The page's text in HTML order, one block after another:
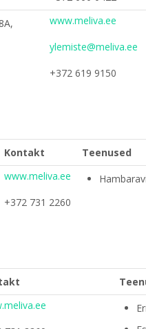
www.meliva.ee
ylemiste@meliva.ee
+372 619 9150
Kontakt
Teenused
www.meliva.ee
+372 731 2260